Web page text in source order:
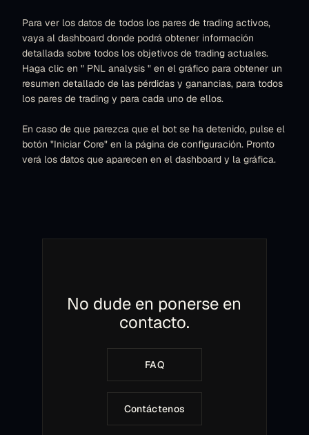
Para ver los datos de todos los pares de trading activos,
vaya al dashboard donde podrá obtener información
detallada sobre todos los objetivos de trading actuales.
Haga clic en " PNL analysis " en el gráfico para obtener un
resumen detallado de las pérdidas y ganancias, para todos
los pares de trading y para cada uno de ellos.
En caso de que parezca que el bot se ha detenido, pulse el
botón "Iniciar Core" en la página de configuración. Pronto
verá los datos que aparecen en el dashboard y la gráfica.
No dude en ponerse en
contacto.
FAQ
Contáctenos